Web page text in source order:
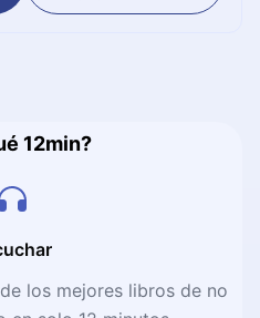
¡Vamos, anímate!
12min?
los mejores libros de no